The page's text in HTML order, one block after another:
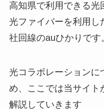
高知県で利用できる光
光ファイバーを利用し
社回線のauひかりです
光コラボレーションに
め、ここでは当サイト
解説していきます